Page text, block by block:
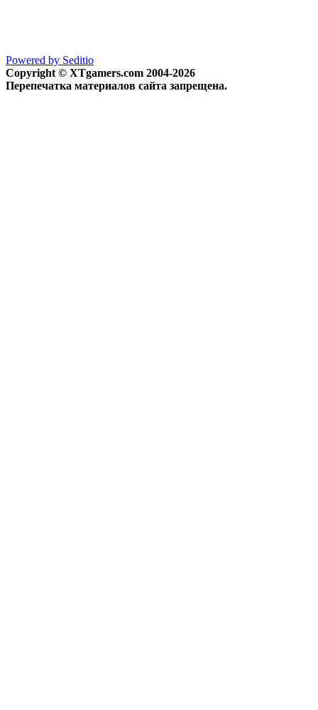
Powered by Seditio
Copyright © XTgamers.com 2004-2026
Перепечатка материалов сайта запрещена.